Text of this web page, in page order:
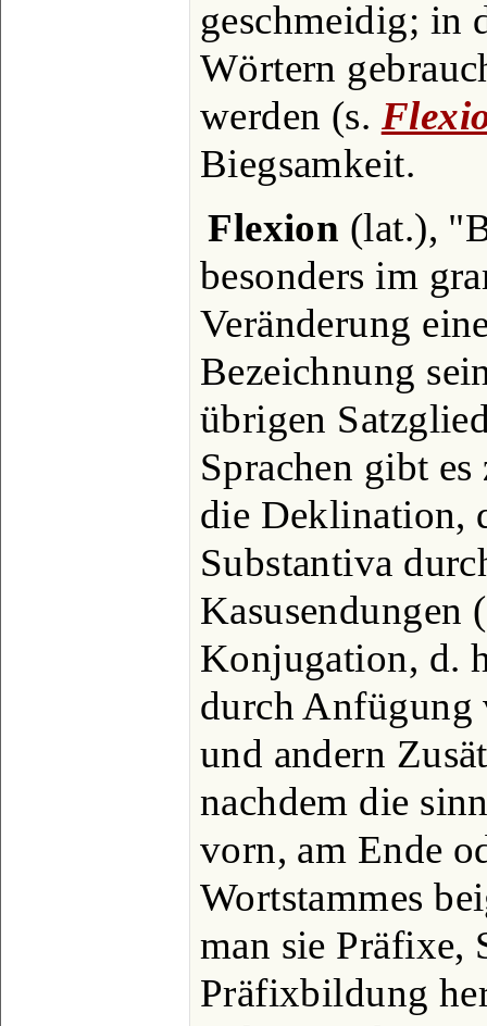
geschmeidig; in
Wörtern
werden (s.
Biegsamkeit.
Flexion (lat.),
besonders im
Veränderung
Bezeichnung
übrigen
Sprachen gibt
die Deklination,
Substantiva
Kasusendungen
Konjugation, d.
durch Anfügung
und andern
nachdem die
vorn, am Ende
Wortstammes
man sie
Präfixbildung